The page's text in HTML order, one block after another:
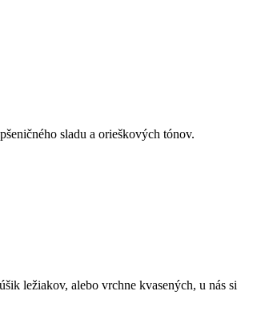
sladu a orieškových tónov.
ležiakov, alebo vrchne kvasených, u nás si